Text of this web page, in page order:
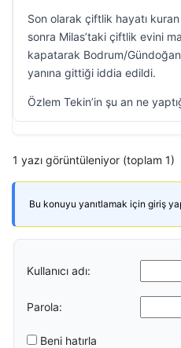
Son olarak çiftlik hayatı
sonra Milas’taki çiftlik evini
kapatarak Bodrum/
yanına gittiği iddia edildi.
Özlem Tekin’in şu an ne
1 yazı görüntüleniyor (toplam 1)
Bu konuyu yanıtlamak için giriş
Kullanıcı adı:
Parola:
Beni hatırla